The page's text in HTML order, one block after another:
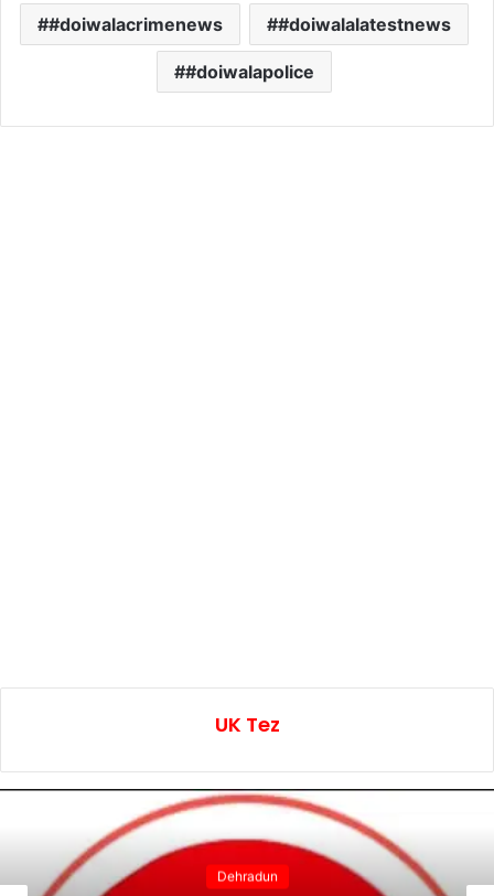
#doiwalacrimenews #doiwalalatestnews
#doiwalapolice
UK Tez
Dehradun